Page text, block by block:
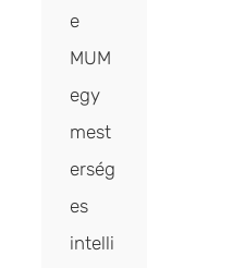
e
MUM
egy
mest
erség
es
intelli